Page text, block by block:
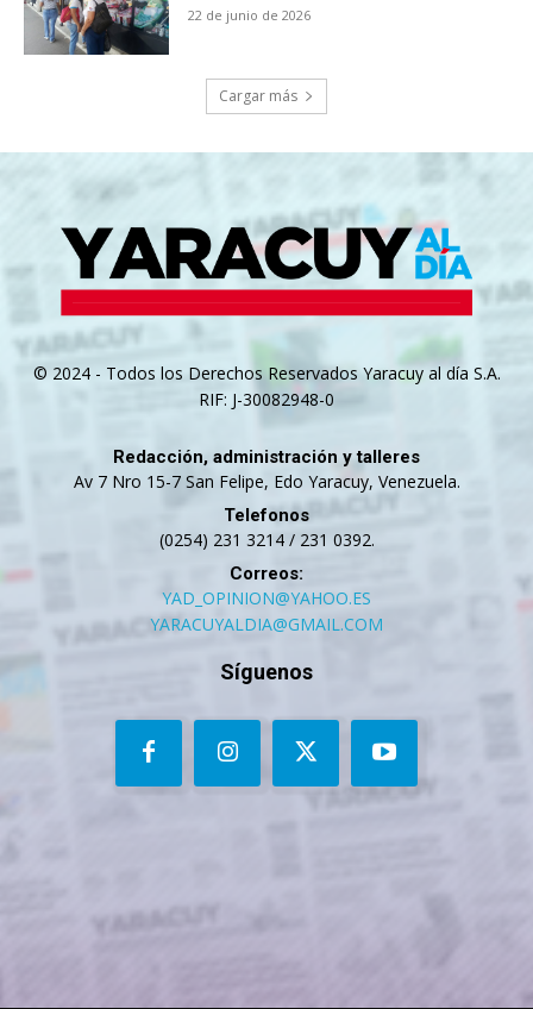
22 de junio de 2026
Cargar más
© 2024 - Todos los Derechos Reservados Yaracuy al día S.A.
RIF: J-30082948-0
Redacción, administración y talleres
Av 7 Nro 15-7 San Felipe, Edo Yaracuy, Venezuela.
Telefonos
(0254) 231 3214 / 231 0392.
Correos:
YAD_OPINION@YAHOO.ES
YARACUYALDIA@GMAIL.COM
Síguenos